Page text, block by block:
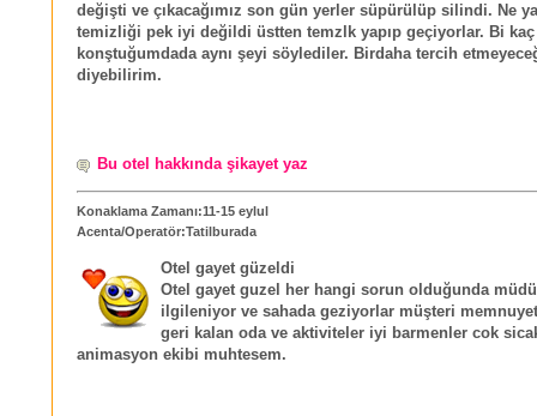
değişti ve çıkacağımız son gün yerler süpürülüp silindi. Ne
temizliği pek iyi değildi üstten temzlk yapıp geçiyorlar. Bi
konştuğumdada aynı şeyi söylediler. Birdaha tercih
diyebilirim.
Bu otel hakkında şikayet yaz
Konaklama Zamanı:11-15 eylul
Acenta/Operatör:Tatilburada
Otel gayet güzeldi
Otel gayet guzel her hangi sorun olduğunda
ilgileniyor ve sahada geziyorlar müşteri
geri kalan oda ve aktiviteler iyi barmenler cok
animasyon ekibi muhtesem.